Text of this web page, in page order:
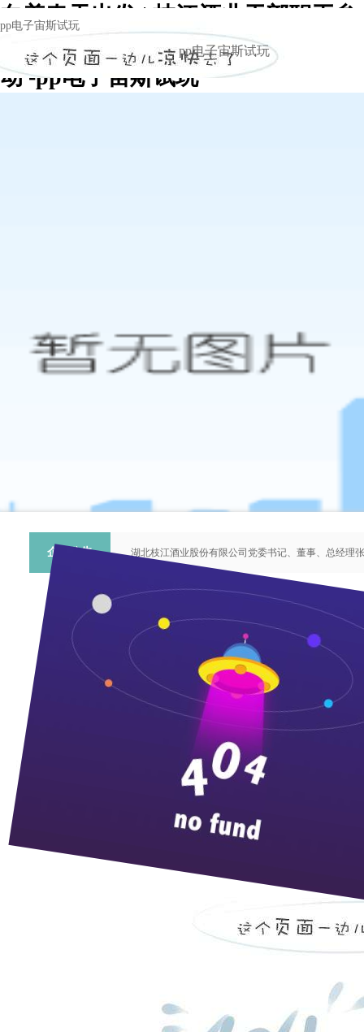
向着春天出发 | 枝江酒业干部职工参
加枝江市第十五届迎新春健身长跑活
动 -pp电子宙斯试玩
pp电子宙斯试玩
pp电子宙斯试玩
企业公告
湖北枝江酒业股份有限公司党委书记、董事、总经理
枝江酒业召开2024年第一次股东大会、第十届董事会
招聘公告
枝江酒业招聘公告
枝江酒业召开2020年第一次股东大会、第九届董事会
关于提名推荐第六届中国青年科技工作者协会会员人
枝江酒业召开2018年第二次股东大会、第八届董事会
向着春天出发 | 枝江
12月30日上午，枝江市第十五届迎新春健身长
节、共期美好未来。